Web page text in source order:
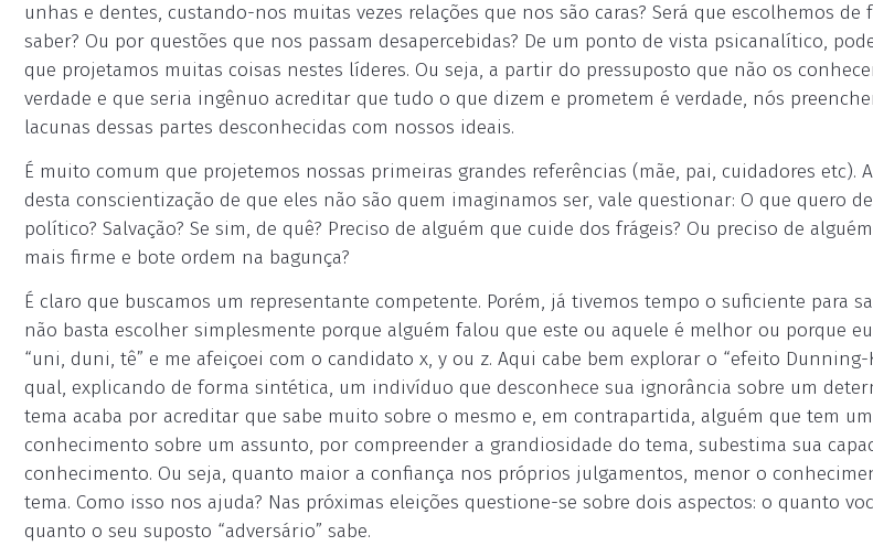
unhas e dentes, custando-nos muitas vezes relações que nos são caras? Será que escolhemos de
saber? Ou por questões que nos passam desapercebidas? De um ponto de vista psicanalítico,
que projetamos muitas coisas nestes líderes. Ou seja, a partir do pressuposto que não os
verdade e que seria ingênuo acreditar que tudo o que dizem e prometem é verdade, nós
lacunas dessas partes desconhecidas com nossos ideais.
É muito comum que projetemos nossas primeiras grandes referências (mãe, pai, cuidadores etc).
desta conscientização de que eles não são quem imaginamos ser, vale questionar: O que quero
político? Salvação? Se sim, de quê? Preciso de alguém que cuide dos frágeis? Ou preciso de
mais firme e bote ordem na bagunça?
É claro que buscamos um representante competente. Porém, já tivemos tempo o suficiente para
não basta escolher simplesmente porque alguém falou que este ou aquele é melhor ou porque
“uni, duni, tê” e me afeiçoei com o candidato x, y ou z. Aqui cabe bem explorar o “efeito Dunning-
qual, explicando de forma sintética, um indivíduo que desconhece sua ignorância sobre um
tema acaba por acreditar que sabe muito sobre o mesmo e, em contrapartida, alguém que tem
conhecimento sobre um assunto, por compreender a grandiosidade do tema, subestima sua
conhecimento. Ou seja, quanto maior a confiança nos próprios julgamentos, menor o
tema. Como isso nos ajuda? Nas próximas eleições questione-se sobre dois aspectos: o quanto
quanto o seu suposto “adversário” sabe.